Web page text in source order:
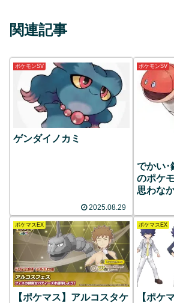
関連記事
ポケモンSV
ゲンダイノカミ
2025.08.29
ポケモンSV
でかい･
のポケ
思わな
ポケマスEX
【ポケマス】アルコスタケ
ポケマスEX
【ポケ